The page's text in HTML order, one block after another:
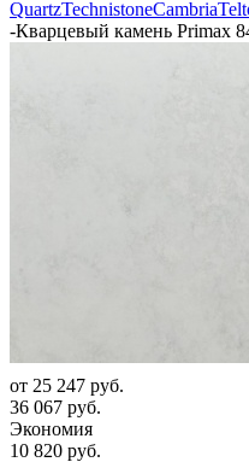
QuartzTechnistoneCambria
-Кварцевый камень Primax
от 25 247 руб.
36 067 руб.
Экономия
10 820 руб.